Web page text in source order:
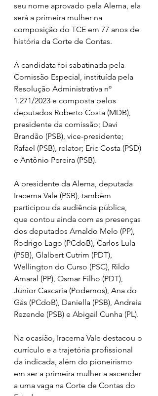
seu nome aprovado pela Alema, ela
será a primeira mulher na
composição do TCE em 77 anos de
história da Corte de Contas.
A candidata foi sabatinada pela
Comissão Especial, instituída pela
Resolução Administrativa nº
1.271/2023 e composta pelos
deputados Roberto Costa (MDB),
presidente da comissão; Davi
Brandão (PSB), vice-presidente;
Rafael (PSB), relator; Eric Costa (PSD)
e Antônio Pereira (PSB).
A presidente da Alema, deputada
Iracema Vale (PSB), também
participou da audiência pública,
que contou ainda com as presenças
dos deputados Arnaldo Melo (PP),
Rodrigo Lago (PCdoB), Carlos Lula
(PSB), Glalbert Cutrim (PDT),
Wellington do Curso (PSC), Rildo
Amaral (PP), Osmar Filho (PDT),
Júnior Cascaria (Podemos), Ana do
Gás (PCdoB), Daniella (PSB), Andreia
Rezende (PSB) e Abigail Cunha (PL).
Na ocasião, Iracema Vale destacou o
currículo e a trajetória profissional
da indicada, além do pioneirismo
em ser a primeira mulher a ascender
a uma vaga na Corte de Contas do